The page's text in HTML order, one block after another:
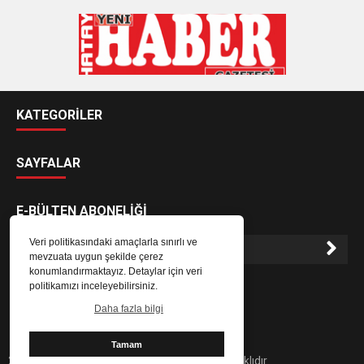
Veri politikasındaki amaçlarla sınırlı ve
mevzuata uygun şekilde çerez
konumlandırmaktayız. Detaylar için veri
politikamızı inceleyebilirsiniz.
Daha fazla bilgi
Tamam
KATEGORİLER
SAYFALAR
E-BÜLTEN ABONELİĞİ
E-Bülten aboneliği ile haberlere daha hızlı erişin.
2024 Hatay Yeni Haber Gazetesi - Her hakkı saklıdır.